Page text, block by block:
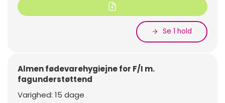
Se 1 hold
Almen fødevarehygiejne for F/I m.
fagunderstøttend
Varighed: 15 dage